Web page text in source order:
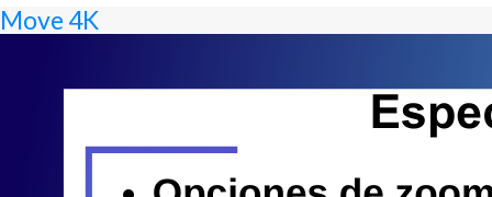
Move 4K